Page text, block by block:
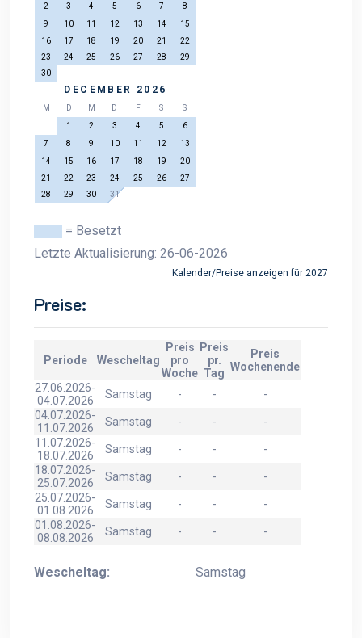
2
3 4 5 6 7
8
9
10 11 12 13 14
15
16
17 18 19 20 21
22
23
24 25 26 27 28
29
30
DECEMBER 2026
M D M D F S
S
1
2 3 4 5
6
7
8 9 10 11 12
13
14
15 16 17 18 19
20
21
22 23 24 25 26
27
28
29 30 31
= Besetzt
Letzte Aktualisierung: 26-06-2026
Kalender/Preise anzeigen für 2027
Preise:
Periode Wescheltag
Preis
pro
Woche
Preis
pr.
Tag
Preis
Wochenende
27.06.2026-
04.07.2026
Samstag - -
-
04.07.2026-
11.07.2026
Samstag - -
-
11.07.2026-
18.07.2026
Samstag - -
-
18.07.2026-
25.07.2026
Samstag - -
-
25.07.2026-
01.08.2026
Samstag - -
-
01.08.2026-
08.08.2026
Samstag - - -
Wescheltag: Samstag